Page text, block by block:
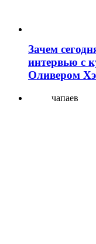
Зачем
интервью с
Оливером
чапаев